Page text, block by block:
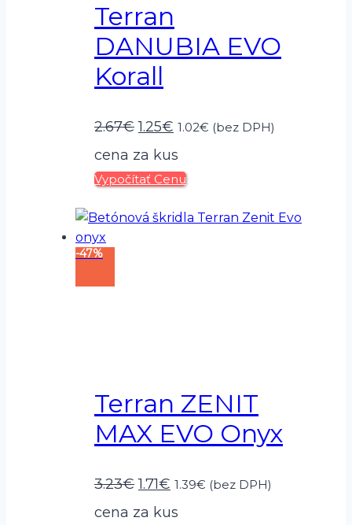
Terran
DANUBIA EVO
Korall
2.67€Pôvodná
cena
bola:
2.67€.
1.25€ Aktuálna
cena
je:
1.25€.
1.02€ (bez DPH)
cena za kus
Vypočítať Cenu
-47%
Terran ZENIT
MAX EVO Onyx
3.23€Pôvodná
cena
1.71€ Aktuálna
cena
1.39€ (bez DPH)
cena za kus